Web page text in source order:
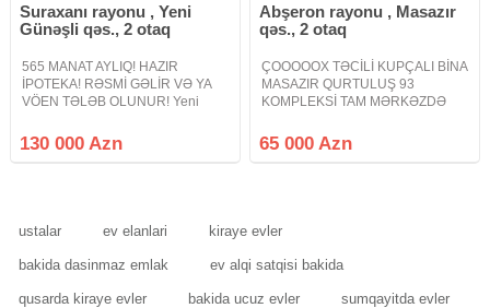
Suraxanı rayonu , Yeni
Günəşli qəs., 2 otaq
565 MANAT AYLIQ! HAZIR
İPOTEKA! RƏSMİ GƏLİR VƏ YA
VÖEN TƏLƏB OLUNUR! Yeni
Yeni Günəşli D massivində
QANUNİ 2 otaqlı mənzil satışa
130 000 Azn
Abşeron rayonu , Masazır
qəs., 2 otaq
ÇOOOOOX TƏCİLİ KUPÇALI BİNA
MASAZIR QURTULUŞ 93
KOMPLEKSİ TAM MƏRKƏZDƏ
yaşayış kompleksində tamtəmirli
mənzil tam mərkəzdə parkın
65 000 Azn
ustalar ev elanlari kiraye evler
bakida dasinmaz emlak ev alqi satqisi bakida
qusarda kiraye evler bakida ucuz evler sumqayitda evler